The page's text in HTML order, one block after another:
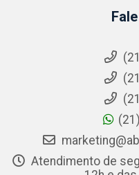
Atendimento de